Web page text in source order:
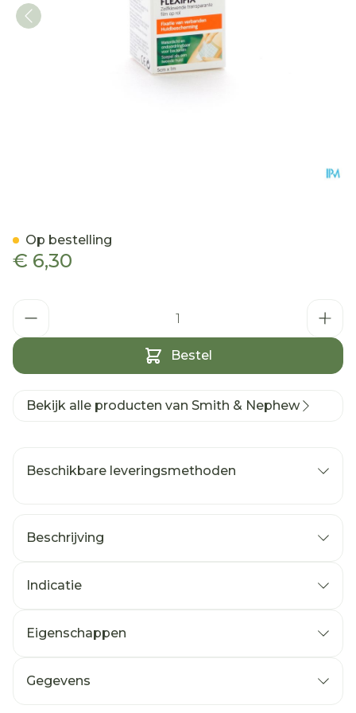
€ 6,30
Bestel
Op bestelling
Bekijk alle producten van Smith & Nephew
Beschikbare leveringsmethoden
Beschrijving
Indicatie
Eigenschappen
Gegevens